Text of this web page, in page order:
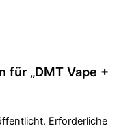
für „DMT Vape +
Erforderliche